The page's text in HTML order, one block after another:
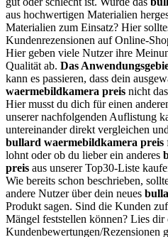
aus hochwertigen Materialien
Materialien zum Einsatz? Hier
Kundenrezensionen auf Online-
Hier geben viele Nutzer ihre
Qualität ab. Das
kann es passieren, dass dein
waermebildkamera preis nicht
Hier musst du dich für einen
unserer nachfolgenden Auflistung
untereinander direkt vergleichen
bullard waermebildkamera preis
lohnt oder ob du lieber ein anderes
preis aus unserer Top30-Liste
Wie bereits schon beschrieben,
andere Nutzer über dein neues
Produkt sagen. Sind die Kunden
Mängel feststellen können? Lies dir
Kundenbewertungen/Rezensionen